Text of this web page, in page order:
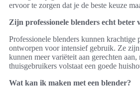
ervoor te zorgen dat je de beste keuze
Zijn professionele blenders echt beter
Professionele blenders kunnen krachtige
ontworpen voor intensief gebruik. Ze
kunnen meer variëteit aan gerechten aan,
thuisgebruikers volstaat een goede
Wat kan ik maken met een blender?